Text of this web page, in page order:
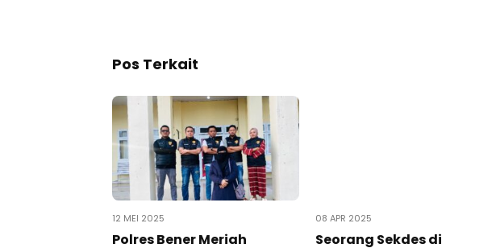
Pos Terkait
12 MEI 2025
Polres Bener Meriah
08 APR 2025
Seorang Sekdes di